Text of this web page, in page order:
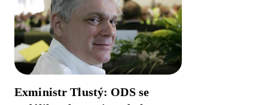
Exministr Tlustý: ODS se